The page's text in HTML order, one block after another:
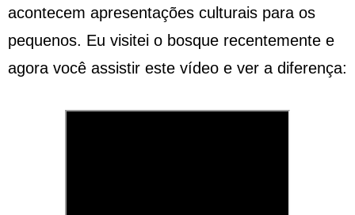
acontecem apresentações culturais para os
pequenos. Eu visitei o bosque recentemente e
agora você assistir este vídeo e ver a diferença: